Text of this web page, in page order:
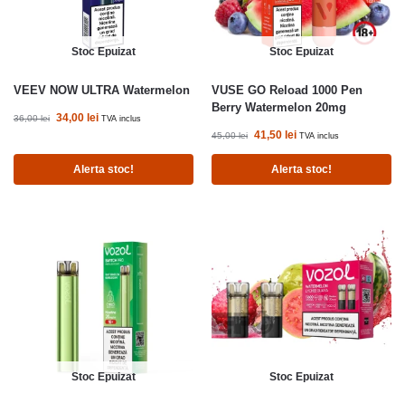
Stoc Epuizat
VEEV NOW ULTRA Watermelon
36,00lei 34,00 lei TVA inclus
Alerta stoc!
Stoc Epuizat
VUSE GO Reload 1000 Pen
Berry Watermelon 20mg
45,00lei 41,50 lei TVA inclus
Alerta stoc!
Stoc Epuizat Stoc Epuizat